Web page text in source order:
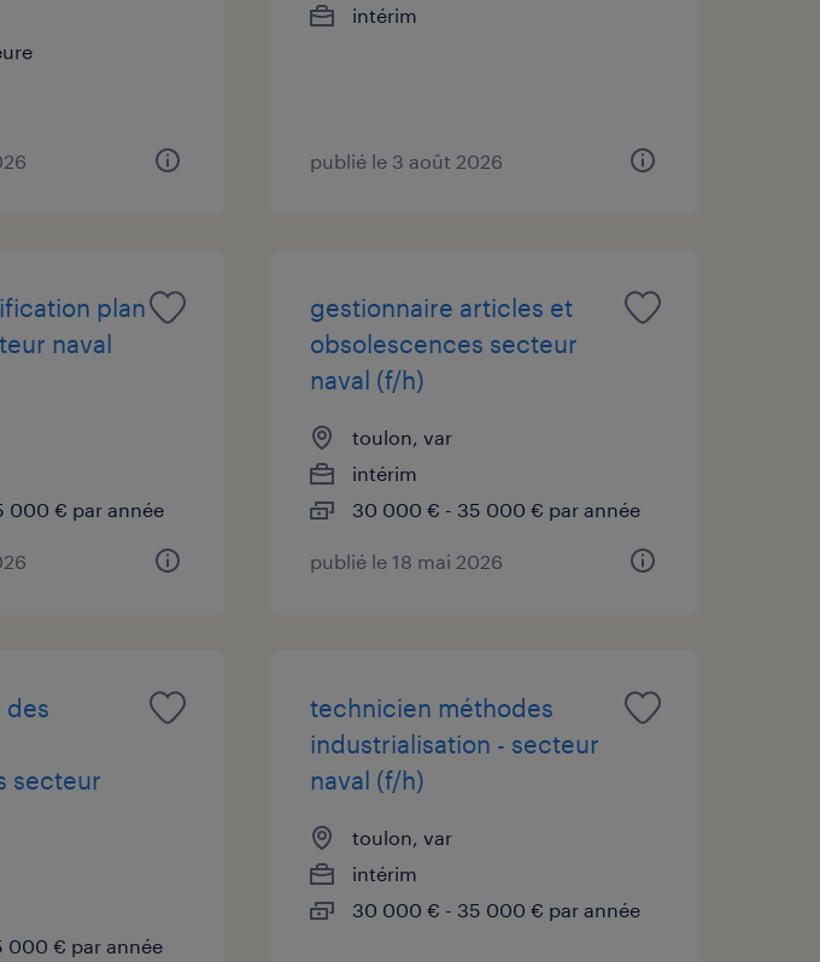
intérim
publié le 3 août 2026
plan
naval
000 € par année
gestionnaire articles et
obsolescences secteur
naval (f/h)
toulon, var
intérim
30 000 € - 35 000 € par année
publié le 18 mai 2026
des
secteur
000 € par année
technicien méthodes
industrialisation - secteur
naval (f/h)
toulon, var
intérim
30 000 € - 35 000 € par année